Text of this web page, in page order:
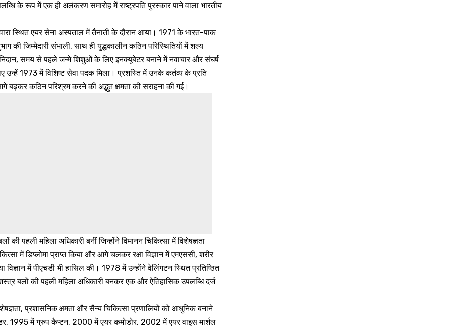
के रूप में एक ही अलंकरण समारोह में राष्ट्रपति पुरस्कार पाने वाला भारतीय
स्थित एयर सेना अस्पताल में तैनाती के दौरान आया। 1971 के भारत-पाक
की जिम्मेदारी संभाली, साथ ही युद्धकालीन कठिन परिस्थितियों में शल्य
निदान, समय से पहले जन्मे शिशुओं के लिए इनक्यूबेटर बनाने में नवाचार और संघर्ष
उन्हें 1973 में विशिष्ट सेवा पदक मिला। प्रशस्ति में उनके कर्तव्य के प्रति
बढ़कर कठिन परिश्रम करने की अद्भुत क्षमता की सराहना की गई।
पहली महिला अधिकारी बनीं जिन्होंने विमानन चिकित्सा में विशेषज्ञता
में डिप्लोमा प्राप्त किया और आगे चलकर रक्षा विज्ञान में एमएससी, शरीर
विज्ञान में पीएचडी भी हासिल की। 1978 में उन्होंने वेलिंगटन स्थित प्रतिष्ठित
बलों की पहली महिला अधिकारी बनकर एक और ऐतिहासिक उपलब्धि दर्ज
प्रशासनिक क्षमता और सैन्य चिकित्सा प्रणालियों को आधुनिक बनाने
1995 में ग्रुप कैप्टन, 2000 में एयर कमोडोर, 2002 में एयर वाइस मार्शल